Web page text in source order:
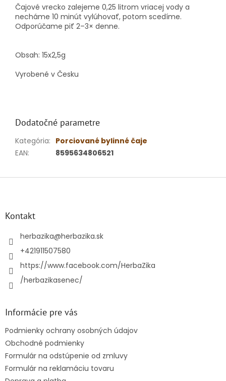
Čajové vrecko zalejeme 0,25 litrom vriacej vody a
necháme 10 minút vylúhovať, potom scedíme.
Odporúčame piť 2–3× denne.
Obsah: 15x2,5g
Vyrobené v Česku
Dodatočné parametre
Kategória: Porciované bylinné čaje
EAN: 8595634806521
Kontakt
herbazika@herbazika.sk
+421911507580
https://www.facebook.com/HerbaZika
/herbazikasenec/
Informácie pre vás
Podmienky ochrany osobných údajov
Obchodné podmienky
Formulár na odstúpenie od zmluvy
Formulár na reklamáciu tovaru